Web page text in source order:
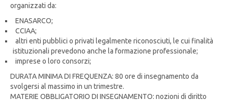
organizzati da:
ENASARCO;
CCIAA;
altri enti pubblici o privati legalmente riconosciuti, le cui finalità
istituzionali prevedono anche la formazione professionale;
imprese o loro consorzi;
DURATA MINIMA DI FREQUENZA: 80 ore di insegnamento da
svolgersi al massimo in un trimestre.
MATERIE OBBLIGATORIO DI INSEGNAMENTO: nozioni di diritto